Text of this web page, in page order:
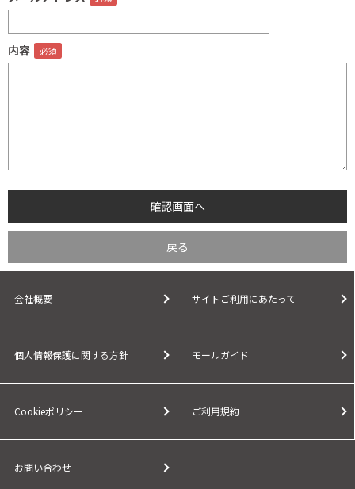
内容
会社概要 サイトご利用にあたって
個人情報保護に関する方針 モールガイド
Cookieポリシー ご利用規約
お問い合わせ